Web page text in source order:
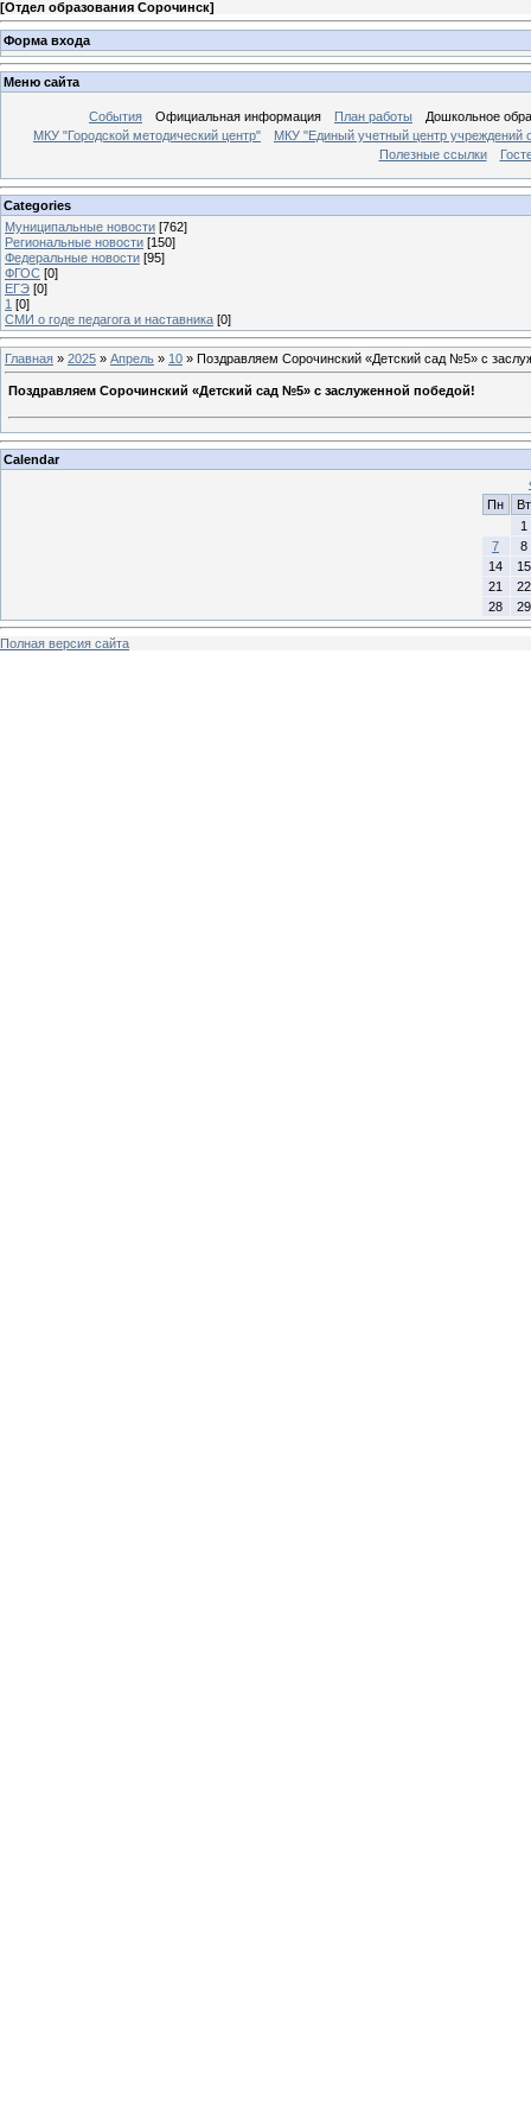
[Отдел образования Сорочинск]
Форма входа
Меню сайта
События Официальная информация План работы
Дошкольное
МКУ "Городской методический центр"
МКУ "Единый учетный центр учреждений
Полезные ссылки
Categories
Муниципальные новости [762]
Региональные новости [150]
Федеральные новости [95]
ФГОС [0]
ЕГЭ [0]
1 [0]
СМИ о годе педагога и наставника [0]
Главная » 2025 » Апрель » 10 » Поздравляем Сорочинский «Детский сад №5» с
Поздравляем Сорочинский «Детский сад №5» с заслуженной победой!
Calendar
Пн
Вт
1
7
8
14
15
21
22
28
29
Полная версия сайта